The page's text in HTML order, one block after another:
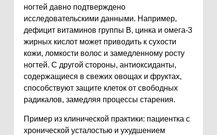
ногтей давно подтверждено
исследовательскими данными. Например,
дефицит витаминов группы B, цинка и омега-3
жирных кислот может приводить к сухости
кожи, ломкости волос и замедленному росту
ногтей. С другой стороны, антиоксиданты,
содержащиеся в свежих овощах и фруктах,
способствуют защите клеток от свободных
радикалов, замедляя процессы старения.
Пример из клинической практики: пациентка с
хронической усталостью и ухудшением